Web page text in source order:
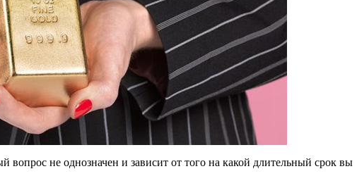
не однозначен и зависит от того на какой длительный срок вы